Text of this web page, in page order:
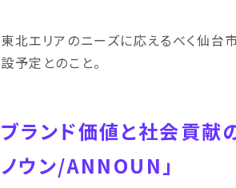
東北エリアのニーズに応えるべく仙台
設予定とのこと。
ブランド価値と社会貢献
ノウン/ANNOUN」